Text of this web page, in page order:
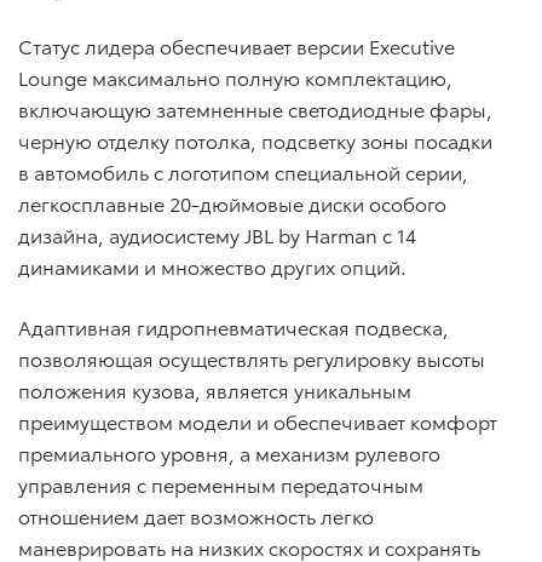
Статус лидера обеспечивает версии Executive
Lounge максимально полную комплектацию,
включающую затемненные светодиодные фары,
черную отделку потолка, подсветку зоны посадки
в автомобиль с логотипом специальной серии,
легкосплавные 20-дюймовые диски особого
дизайна, аудиосистему JBL by Harman c 14
динамиками и множество других опций.
Адаптивная гидропневматическая подвеска,
позволяющая осуществлять регулировку высоты
положения кузова, является уникальным
преимуществом модели и обеспечивает комфорт
премиального уровня, а механизм рулевого
управления с переменным передаточным
отношением дает возможность легко
маневрировать на низких скоростях и сохранять